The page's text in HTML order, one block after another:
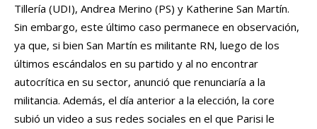
Tillería (UDI), Andrea Merino (PS) y Katherine San Martín.
Sin embargo, este último caso permanece en observación,
ya que, si bien San Martín es militante RN, luego de los
últimos escándalos en su partido y al no encontrar
autocrítica en su sector, anunció que renunciaría a la
militancia. Además, el día anterior a la elección, la core
subió un video a sus redes sociales en el que Parisi le